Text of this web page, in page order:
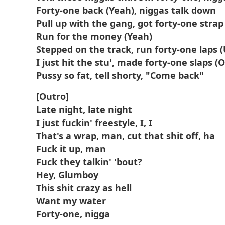
Forty-one back (Yeah), niggas talk down
Pull up with the gang, got forty-one
Run for the money (Yeah)
Stepped on the track, run forty-one laps
I just hit the stu', made forty-one slaps
Pussy so fat, tell shorty, "Come back"
[Outro]
Late night, late night
I just fuckin' freestyle, I, I
That's a wrap, man, cut that shit off, ha
Fuck it up, man
Fuck they talkin' 'bout?
Hey, Glumboy
This shit crazy as hell
Want my water
Forty-one, nigga